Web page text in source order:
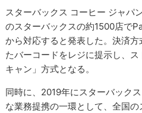
スターバックス コーヒー ジャパ
のスターバックスの約1500店で
から対応すると発表した。決済
たバーコードをレジに提示し、
キャン」方式となる。
同時に、2019年にスターバック
な業務提携の一環として、全国